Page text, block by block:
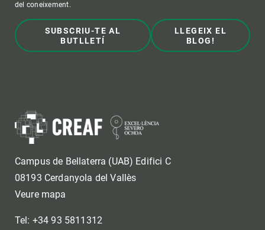
del coneixement.
SUBSCRIU-TE AL
BUTLLETÍ
LLEGEIX EL
BLOG!
Campus de Bellaterra (UAB) Edifici C
08193 Cerdanyola del Vallès
Veure mapa
Tel: +34 93 5811312